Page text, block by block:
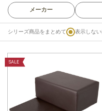
メーカー
シリーズ商品をまとめて 表示しない
SALE